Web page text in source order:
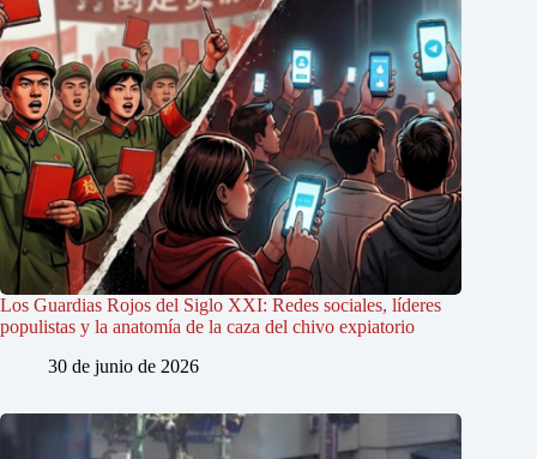
Los Guardias Rojos del Siglo XXI: Redes sociales, líderes
populistas y la anatomía de la caza del chivo expiatorio
30 de junio de 2026